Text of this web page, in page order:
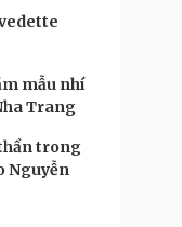
mẫu nhí
Trang
trong
Nguyễn